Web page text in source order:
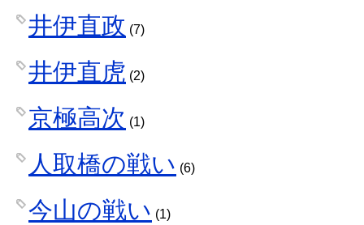
井伊直政 (7)
井伊直虎 (2)
京極高次 (1)
人取橋の戦い (6)
今山の戦い (1)